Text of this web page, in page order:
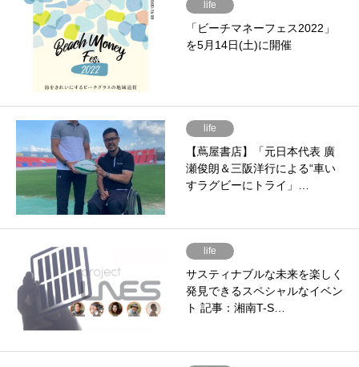
life
「ビーチマネーフェス2022」
を5月14日(土)に開催
life
【蔦屋書店】「元日本代表 廣
瀬俊朗＆三阪洋行による“車い
すラグビーにトライ」…
life
サスティナブルな未来を楽しく
発見できるスペシャルなイベン
ト 記事：湘南T-S…